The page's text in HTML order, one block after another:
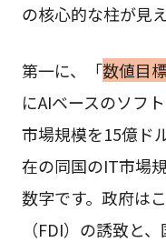
の核心的な柱が見
第一に、「数値目
にAIベースのソフ
市場規模を15億ド
在の同国のIT市場
数字です。政府は
（FDI）の誘致と